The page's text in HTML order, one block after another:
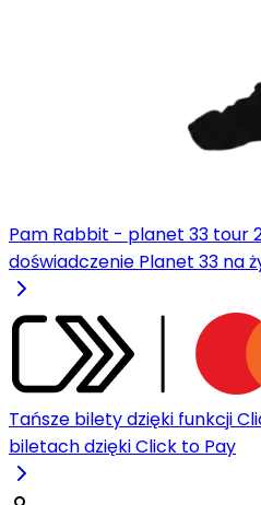
Pam Rabbit - planet 33 tour
doświadczenie Planet 33 na
Tańsze bilety dzięki funkcji
biletach dzięki Click to Pay